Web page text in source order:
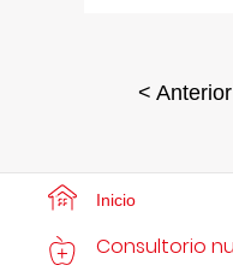
< Anterior
Inicio
Consultorio